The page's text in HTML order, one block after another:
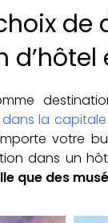
d’hôtel
dans la
votre
dans un
que des